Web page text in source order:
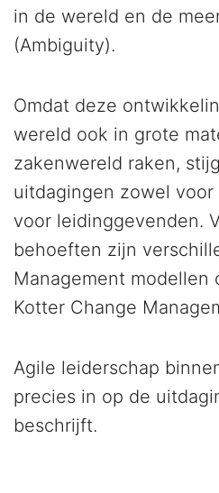
in de wereld en de
(Ambiguity).
Omdat deze
wereld ook in grote
zakenwereld raken,
uitdagingen zowel voor
voor leidinggevenden.
behoeften zijn
Management modellen
Kotter Change
Agile leiderschap
precies in op de
beschrijft.